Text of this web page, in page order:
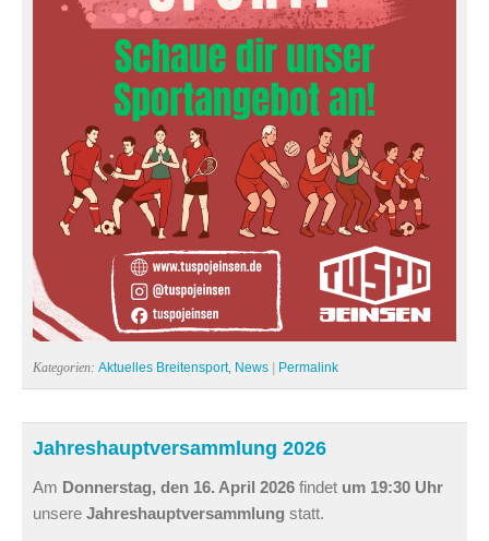
Kategorien: Aktuelles Breitensport, News | Permalink
Jahreshauptversammlung 2026
Am Donnerstag, den 16. April 2026 findet um 19:30 Uhr
unsere Jahreshauptversammlung statt.